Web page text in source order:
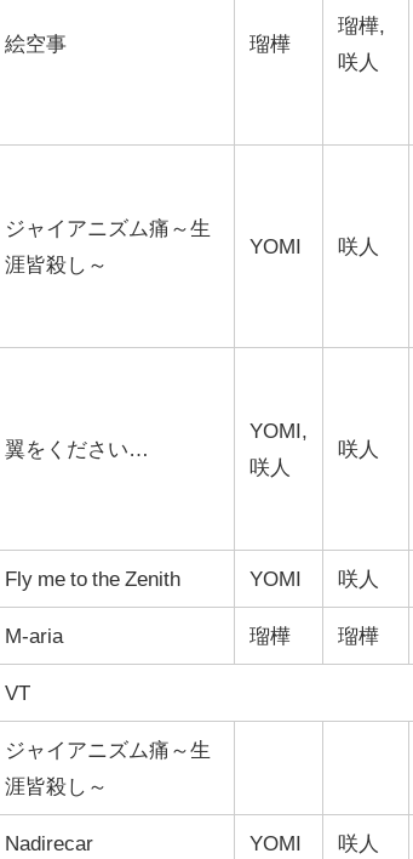
絵空事 瑠樺
瑠樺,
咲人
ジャイアニズム痛～生
涯皆殺し～
YOMI 咲人
翼をください…
YOMI,
咲人
咲人
Fly me to the Zenith YOMI 咲人
M-aria 瑠樺 瑠樺
VT
ジャイアニズム痛～生
涯皆殺し～
Nadirecar YOMI 咲人